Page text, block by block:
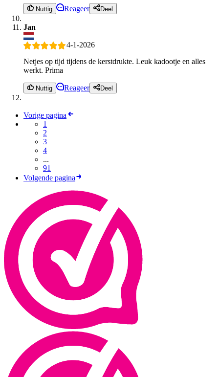
Nuttig Reageer Deel
Jan
4-1-2026
Netjes op tijd tijdens de kerstdrukte. Leuk kadootje en alles
werkt. Prima
Nuttig Reageer Deel
Vorige pagina
1
2
3
4
...
91
Volgende pagina